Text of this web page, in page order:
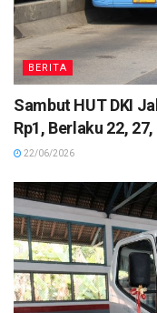
BERITA
Sambut HUT DKI
Rp1, Berlaku 22,
22/06/2026